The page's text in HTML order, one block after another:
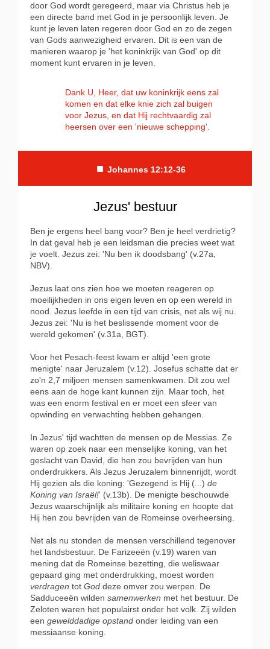
door God wordt geregeerd, maar via Christus heb je
een directe band met God in je persoonlijk leven. Je
kunt je leven laten regeren door God en zo de zegen
van Gods aanwezigheid ervaren. Dit is een van de
manieren waarop je 'het koninkrijk van God' op dit
moment kunt ervaren in je leven.
Dank U, Heer, dat uw koninkrijk eens zal
komen en dat elke knie zich zal buigen
voor Jezus, en dat Hij rechtvaardig zal
heersen over een 'nieuwe schepping'.
■ Johannes 12:12-36
Jezus' bestuur
Ben je ergens heel bang voor? Ben je heel verdrietig?
In dat geval heb je een leidsman die precies weet wat
je voelt. Jezus zei: 'Nu ben ik doodsbang' (v.27a,
NBV).
Jezus laat ons zien hoe we moeten reageren op
moeilijkheden in ons eigen leven en op een wereld in
nood. Jezus leefde in een tijd van crisis, net als wij nu.
Jezus zei: 'Nu is het beslissende moment voor de
wereld gekomen' (v.31a, BGT).
Voor het Pesach-feest kwam er altijd 'een grote
menigte' naar Jeruzalem (v.12). Josefus schatte dat er
zo'n 2,7 miljoen mensen samenkwamen. Dit zou wel
eens aan de hoge kant kunnen zijn. Maar toch, het
was een enorm festival en er moet een sfeer van
opwinding en verwachting hebben gehangen.
In Jezus' tijd wachtten de mensen op de Messias. Ze
waren op zoek naar een menselijke koning, van het
geslacht van David, die hen zou bevrijden van hun
onderdrukkers. Als Jezus Jeruzalem binnenrijdt, wordt
Hij gezien als die koning: 'Gezegend is Hij (...) de
Koning van Israël!' (v.13b). De menigte beschouwde
Jezus waarschijnlijk als militaire koning en hoopte dat
Hij hen zou bevrijden van de Romeinse overheersing.
Net als nu stonden de mensen verschillend tegenover
het landsbestuur. De Farizeeën (v.19) waren van
mening dat de Romeinse bezetting, die weliswaar
gepaard ging met onderdrukking, moest worden
verdragen tot God deze omver zou werpen. De
Sadduceeën wilden samenwerken met het bestuur. De
Zeloten waren het populairst onder het volk. Zij wilden
een gewelddadige opstand onder leiding van een
messiaanse koning.